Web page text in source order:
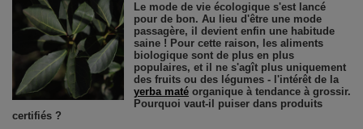
Le mode de vie écologique s'est lancé
pour de bon. Au lieu d'être une mode
passagère, il devient enfin une habitude
saine ! Pour cette raison, les aliments
biologique sont de plus en plus
populaires, et il ne s'agît plus uniquement
des fruits ou des légumes - l'intérêt de la
yerba matéorganique à tendance à grossir.
Pourquoi vaut-il puiser dans produits
certifiés ?